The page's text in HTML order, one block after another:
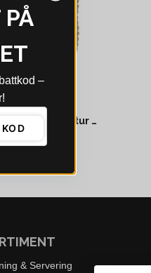
Bloomingville Rovigo Filt Natur Bomull
PÅ
–
& Servering